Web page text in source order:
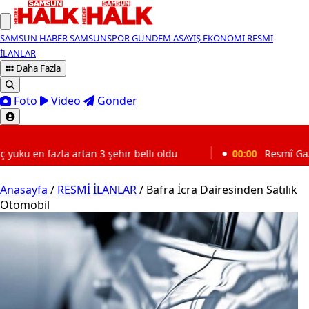
SAMSUN HABERSAMSUNSPORGÜNDEM ASAYİŞ EKONOMİ RESMİ
İLANLAR
Daha Fazla
Foto Video Gönder
3 şehir belli oldu 00:00 Resmî Gazete'de bugün (8
Anasayfa / RESMİ İLANLAR/ Bafra İcra Dairesinden Satılık
Otomobil